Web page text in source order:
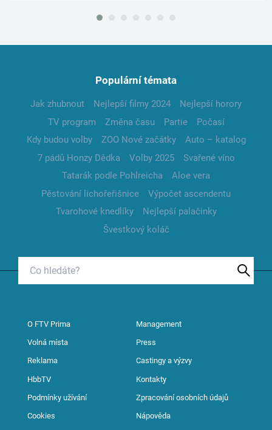
Populární témata
Jak zhubnout Nejlepší filmy 2024
Nejlepší horory
TV program
Změna času Partie
Počasí
Kdy budou volby
ZOO Nové začátky
Auto – katalog
7 pádů Honzy Dědka
Volby 2025
Svařené víno
Tatarák podle Pohlreicha
Aloe vera
Pěstování lichořeřišnice
Výpočet ascendentu
Tvarohové knedlíky
Nejlepší palačinky
Švestkový koláč
O FTV Prima Management
Volná místa Press
Reklama Castingy a výzvy
HbbTV Kontakty
Podmínky užívání Zpracování osobních údajů
Cookies Nápověda